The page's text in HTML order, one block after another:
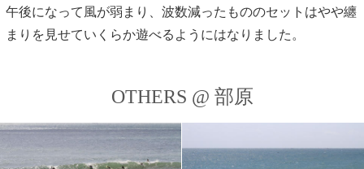
午後になって風が弱まり、波数減ったもののセットはやや纏
まりを見せていくらか遊べるようにはなりました。
OTHERS @ 部原